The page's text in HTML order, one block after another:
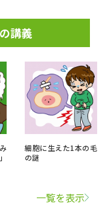
講義
細胞に生えた1本の毛
の謎
一覧を表示